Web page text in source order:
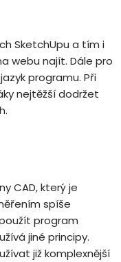
SketchUpu a tím i
webu najít. Dále pro
programu. Při
nejtěžší dodržet
CAD, který je
spíše
program
jiné principy.
již komplexnější